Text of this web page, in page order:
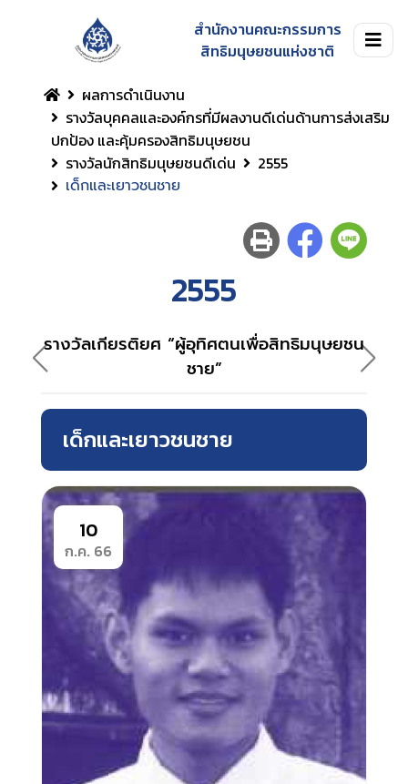
สำนักงานคณะกรรมการ
สิทธิมนุษยชนแห่งชาติ
ผลการดำเนินงาน
รางวัลบุคคลและองค์กรที่มีผลงานดีเด่นด้านการส่งเสริม
ปกป้อง และคุ้มครองสิทธิมนุษยชน
รางวัลนักสิทธิมนุษยชนดีเด่น
2555
เด็กและเยาวชนชาย
2555
รางวัลเกียรติยศ “ผู้อุทิศตนเพื่อสิทธิมนุษยชน
ชาย”
เด็กและเยาวชนชาย
10
ก.ค. 66